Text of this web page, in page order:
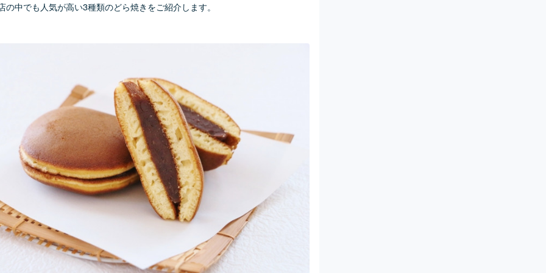
の中でも人気が高い3種類のどら焼きをご紹介します。